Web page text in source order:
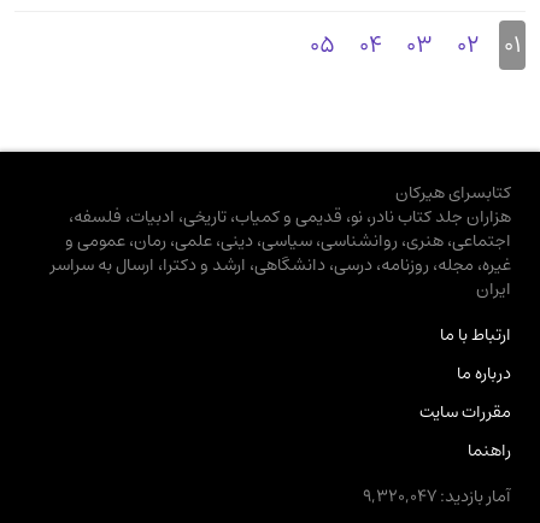
01
02
03
04
05
کتابسرای هیرکان
هزاران جلد کتاب نادر، نو، قدیمی و کمیاب، تاریخی، ادبیات، فلسفه،
اجتماعی، هنری، روانشناسی، سیاسی، دینی، علمی، رمان، عمومی و
غیره، مجله، روزنامه، درسی، دانشگاهی، ارشد و دکترا، ارسال به سراسر
ایران
ارتباط با ما
درباره ما
مقررات سایت
راهنما
آمار بازدید: 9,320,047